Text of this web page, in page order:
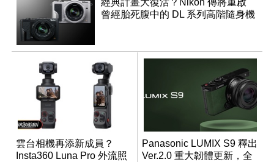
經典計畫大復活？Nikon 傳將重啟
曾經胎死腹中的 DL 系列高階隨身機
雲台相機再添新成員？
Insta360 Luna Pro 外流照
Panasonic LUMIX S9 釋出
Ver.2.0 重大韌體更新，全